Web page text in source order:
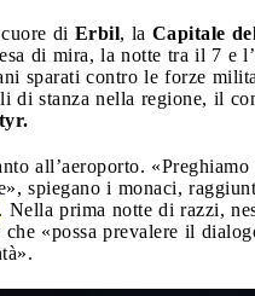
di Erbil, la Capitale
di mira, la notte tra il 7 e
sparati contro le forze
di stanza nella regione, il
all’aeroporto.
spiegano i monaci,
. Nella prima notte di razzi,
che «possa prevalere il